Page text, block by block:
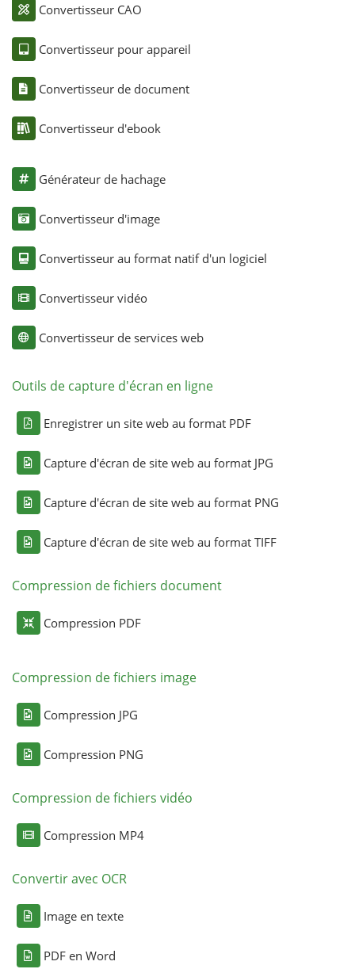
Convertisseur CAO
Convertisseur pour appareil
Convertisseur de document
Convertisseur d'ebook
Générateur de hachage
Convertisseur d'image
Convertisseur au format natif d'un logiciel
Convertisseur vidéo
Convertisseur de services web
Outils de capture d'écran en ligne
Enregistrer un site web au format PDF
Capture d'écran de site web au format JPG
Capture d'écran de site web au format PNG
Capture d'écran de site web au format TIFF
Compression de fichiers document
Compression PDF
Compression de fichiers image
Compression JPG
Compression PNG
Compression de fichiers vidéo
Compression MP4
Convertir avec OCR
Image en texte
PDF en Word